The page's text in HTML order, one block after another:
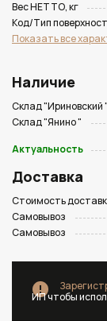
Вес НЕТТО, кг
Код/Тип
Показать все
Наличие
Склад "Ириновский "
Склад "Янино "
Актуальность
Доставка
Стоимость
Самовывоз
Самовывоз
ИП чтобы